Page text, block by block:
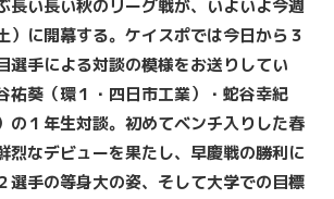
長い長い秋のリーグ戦が、いよいよ今週
）に開幕する。ケイスポでは今日から３
選手による対談の模様をお送りしてい
祐葵（環１・四日市工業）・蛇谷幸紀
の１年生対談。初めてベンチ入りした春
烈なデビューを果たし、早慶戦の勝利に
選手の等身大の姿、そして大学での目標